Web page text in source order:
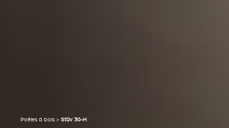
Poêles à bois > Stûv 30-H